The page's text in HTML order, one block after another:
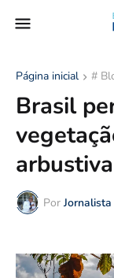
Página inicial #
Brasil
Por